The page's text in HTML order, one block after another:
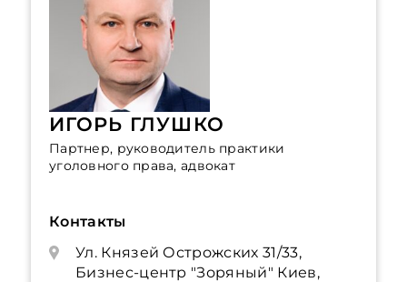
ИГОРЬ ГЛУШКО
Партнер, руководитель практики
уголовного права, адвокат
Контакты
Ул. Князей Острожских 31/33,
Бизнес-центр "Зоряный" Киев,